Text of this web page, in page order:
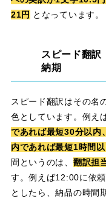
21円 となっています。
スピード翻訳
納期
スピード翻訳はその名
色としています。例え
であれば最短30分以内
内であれば最短1時間
間というのは、 翻訳担
す。例えば12:00に依
としたら、納品の時間